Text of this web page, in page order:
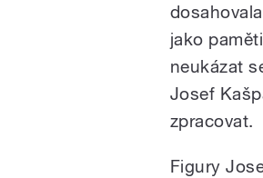
jako
neukázat
Josef
zpracovat.
Figury